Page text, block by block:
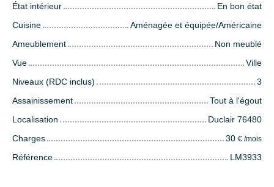
État intérieur
En bon état
Cuisine
Aménagée et équipée/Américaine
Ameublement
Non meublé
Vue
Ville
Niveaux (RDC inclus)
3
Assainissement
Tout à l'égout
Localisation
Duclair 76480
Charges
30 € /mois
Référence LM3933